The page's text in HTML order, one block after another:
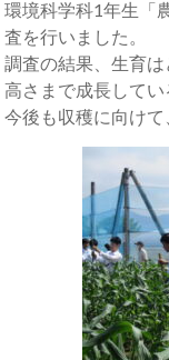
環境科学科1年生「
査を行いました。
調査の結果、生育
高さまで成長してい
今後も収穫に向けて